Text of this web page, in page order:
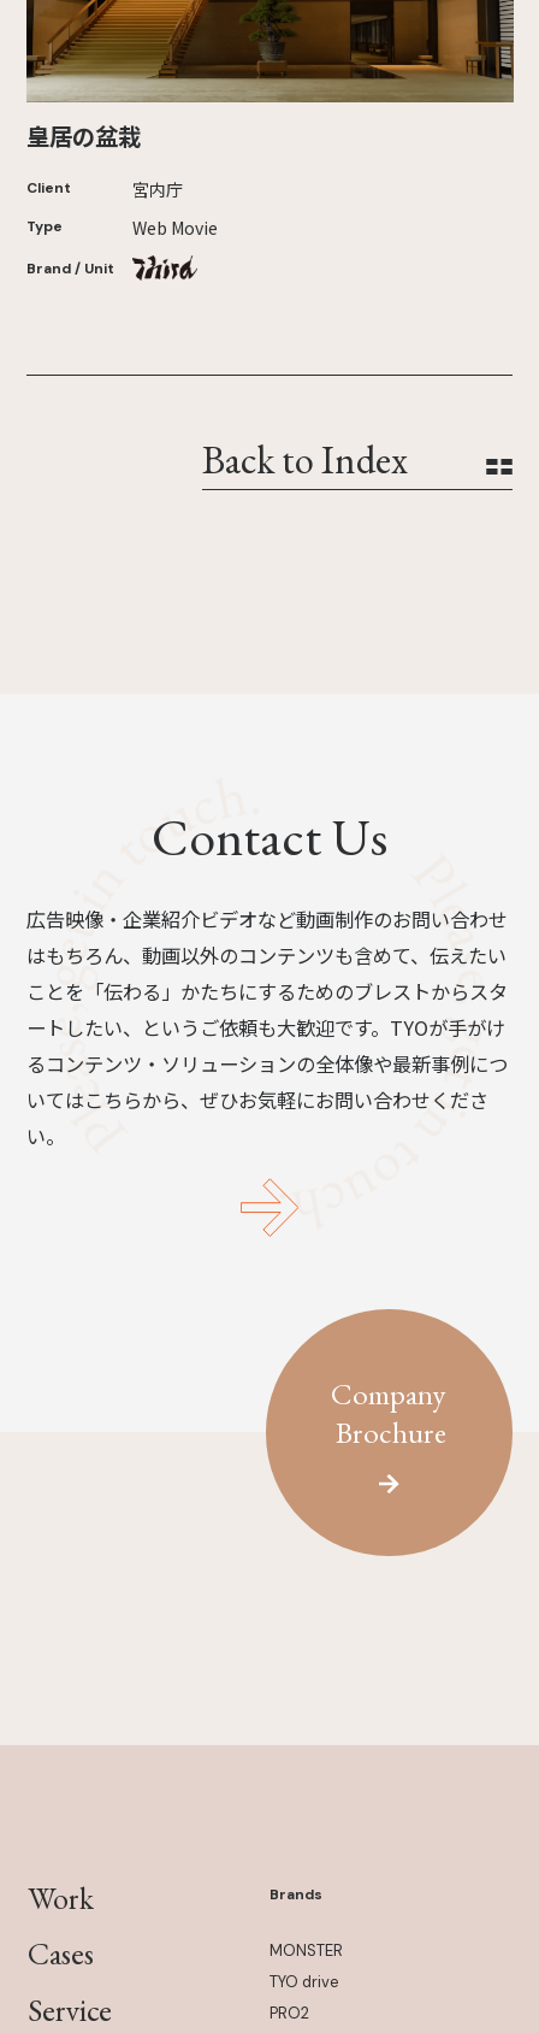
皇居の盆栽
Client 宮内庁
Type Web Movie
Brand / Unit
Back to Index
Contact Us
広告映像・企業紹介ビデオなど動画制作のお問い合わせ
はもちろん、動画以外のコンテンツも含めて、伝えたい
ことを「伝わる」かたちにするためのブレストからスタ
ートしたい、というご依頼も大歓迎です。TYOが手がけ
るコンテンツ・ソリューションの全体像や最新事例につ
いてはこちらから、ぜひお気軽にお問い合わせくださ
い。
Company
Brochure
Work
Cases
Service
Brands
MONSTER
TYO drive
PRO2